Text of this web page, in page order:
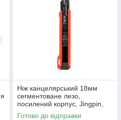
Ніж канцелярський 18мм
сегментоване лезо,
посилений корпус, Jingpin,
кольори
Готово до відправки